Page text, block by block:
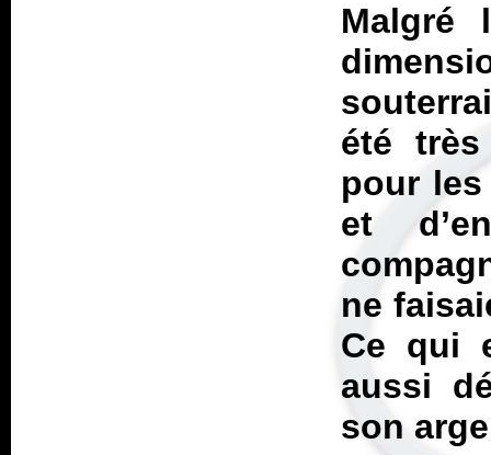
Malgré
été très
pour les
et
ne
Ce qui
aussi
son